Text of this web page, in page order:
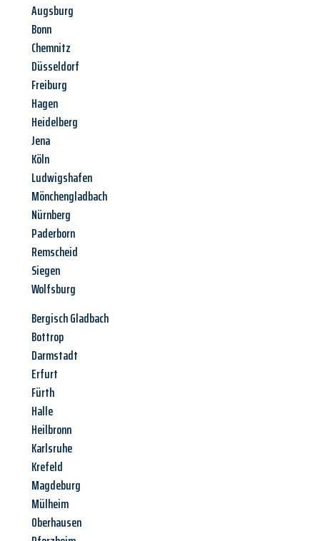
Augsburg
Bonn
Chemnitz
Düsseldorf
Freiburg
Hagen
Heidelberg
Jena
Köln
Ludwigshafen
Mönchengladbach
Nürnberg
Paderborn
Remscheid
Siegen
Wolfsburg
Bergisch Gladbach
Bottrop
Darmstadt
Erfurt
Fürth
Halle
Heilbronn
Karlsruhe
Krefeld
Magdeburg
Mülheim
Oberhausen